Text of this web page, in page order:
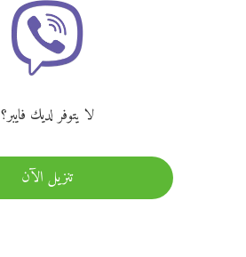
لا يتوفر لديك فايبر؟
تنزيل الآن